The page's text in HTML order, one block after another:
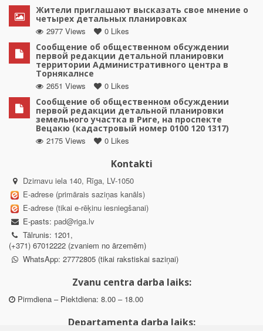
Жители приглашают высказать свое мнение о
четырех детальных планировках
2977 Views
0 Likes
Сообщение об общественном обсуждении
первой редакции детальной планировки
территории Административного центра в
Торнякалнсе
2651 Views
0 Likes
Сообщение об общественном обсуждении
первой редакции детальной планировки
земельного участка в Риге, на проспекте
Вецакю (кадастровый номер 0100 120 1317)
2175 Views
0 Likes
Kontakti
Dzirnavu iela 140, Rīga, LV-1050
E-adrese (primārais saziņas kanāls)
E-adrese (tikai e-rēķinu iesniegšanai)
E-pasts: pad@riga.lv
Tālrunis: 1201,
(+371) 67012222 (zvaniem no ārzemēm)
WhatsApp: 27772805 (tikai rakstiskai saziņai)
Zvanu centra darba laiks:
Pirmdiena – Piektdiena: 8.00 – 18.00
Departamenta darba laiks: